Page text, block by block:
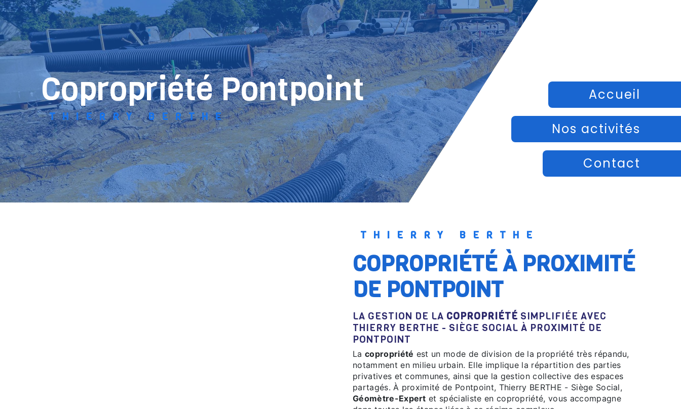
Accueil
Nos activités
Contact
copropriété Pontpoint
THIERRY BERTHE
THIERRY BERTHE
COPROPRIÉTÉ À PROXIMITÉ
DE PONTPOINT
LA GESTION DE LA COPROPRIÉTÉ SIMPLIFIÉE AVEC
THIERRY BERTHE - SIÈGE SOCIAL À PROXIMITÉ DE
PONTPOINT
La copropriété est un mode de division de la propriété très répandu,
notamment en milieu urbain. Elle implique la répartition des parties
privatives et communes, ainsi que la gestion collective des espaces
partagés. À proximité de Pontpoint, Thierry BERTHE - Siège Social,
Géomètre-Expert et spécialiste en copropriété, vous accompagne
Panneau de gestion des cookies